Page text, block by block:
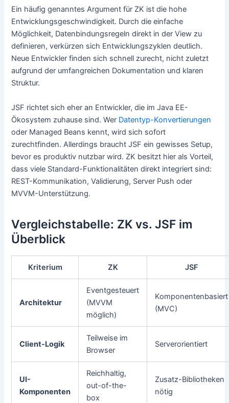
Ein häufig genanntes Argument für ZK ist die hohe
Entwicklungsgeschwindigkeit. Durch die einfache
Möglichkeit, Datenbindungsregeln direkt in der View zu
definieren, verkürzen sich Entwicklungszyklen deutlich.
Neue Entwickler finden sich schnell zurecht, nicht zuletzt
aufgrund der umfangreichen Dokumentation und klaren
Struktur.
JSF richtet sich eher an Entwickler, die im Java EE-
Ökosystem zuhause sind. Wer Datentyp-Konvertierungen
oder Managed Beans kennt, wird sich sofort
zurechtfinden. Allerdings braucht JSF ein gewisses Setup,
bevor es produktiv nutzbar wird. ZK besitzt hier als Vorteil,
dass viele Standard-Funktionalitäten direkt integriert sind:
REST-Kommunikation, Validierung, Server Push oder
MVVM-Unterstützung.
Vergleichstabelle: ZK vs. JSF im
Überblick
Kriterium ZK JSF
Architektur
Eventgesteuert
(MVVM
möglich)
Komponentenbasiert
(MVC)
Client-Logik
Teilweise im
Browser
Serverorientiert
UI-
Komponenten
Reichhaltig,
out-of-the-
box
Zusatz-Bibliotheken
nötig